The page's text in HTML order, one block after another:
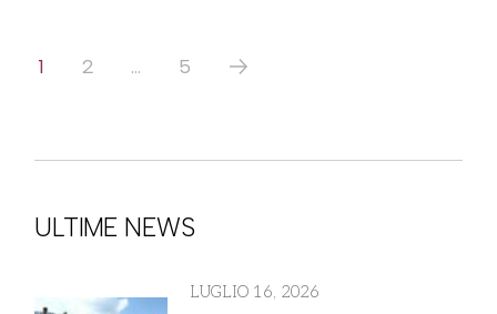
Paginazione
1 2 … 5
ULTIME NEWS
LUGLIO 16, 2026